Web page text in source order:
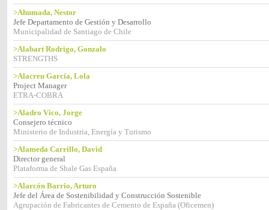
>Ahumada, Nestor
Jefe Departamento de Gestión y Desarrollo
Municipalidad de Santiago de Chile
>Alabart Rodrigo, Gonzalo
STRENGTHS
>Alacreu García, Lola
Project Manager
ETRA-COBRA
>Aladro Vico, Jorge
Consejero técnico
Ministerio de Industria, Energía y Turismo
>Alameda Carrillo, David
Director general
Plataforma de Shale Gas España
>Alarcón Barrio, Arturo
Jefe del Área de Sostenibilidad y Construcción Sostenible
Agrupación de Fabricantes de Cemento de España (Oficemen)